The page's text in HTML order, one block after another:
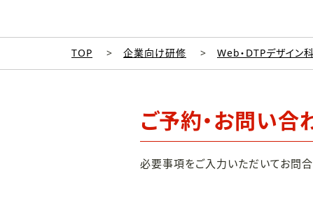
TOP 企業向け研修 Web・DTPデザイン
ご予約・お問い合
必要事項をご入力いただいてお問合